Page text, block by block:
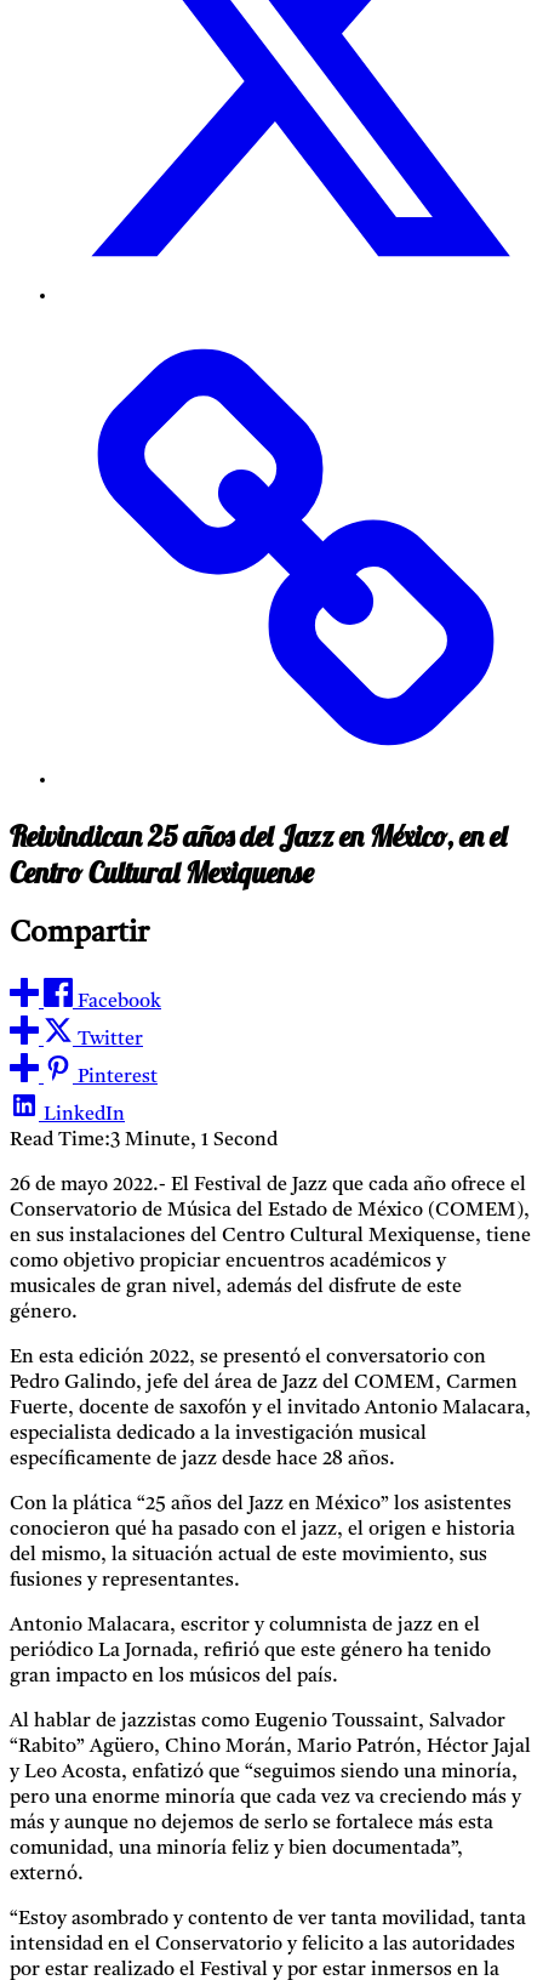
Reivindican 25 años del Jazz en México, en el
Centro Cultural Mexiquense
Compartir
Facebook
Twitter
Pinterest
LinkedIn
Read Time:3 Minute, 1 Second
26 de mayo 2022.- El Festival de Jazz que cada año ofrece el
Conservatorio de Música del Estado de México (COMEM),
en sus instalaciones del Centro Cultural Mexiquense, tiene
como objetivo propiciar encuentros académicos y
musicales de gran nivel, además del disfrute de este
género.
En esta edición 2022, se presentó el conversatorio con
Pedro Galindo, jefe del área de Jazz del COMEM, Carmen
Fuerte, docente de saxofón y el invitado Antonio Malacara,
especialista dedicado a la investigación musical
específicamente de jazz desde hace 28 años.
Con la plática “25 años del Jazz en México” los asistentes
conocieron qué ha pasado con el jazz, el origen e historia
del mismo, la situación actual de este movimiento, sus
fusiones y representantes.
Antonio Malacara, escritor y columnista de jazz en el
periódico La Jornada, refirió que este género ha tenido
gran impacto en los músicos del país.
Al hablar de jazzistas como Eugenio Toussaint, Salvador
“Rabito” Agüero, Chino Morán, Mario Patrón, Héctor Jajal
y Leo Acosta, enfatizó que “seguimos siendo una minoría,
pero una enorme minoría que cada vez va creciendo más y
más y aunque no dejemos de serlo se fortalece más esta
comunidad, una minoría feliz y bien documentada”,
externó.
“Estoy asombrado y contento de ver tanta movilidad, tanta
intensidad en el Conservatorio y felicito a las autoridades
por estar realizado el Festival y por estar inmersos en la